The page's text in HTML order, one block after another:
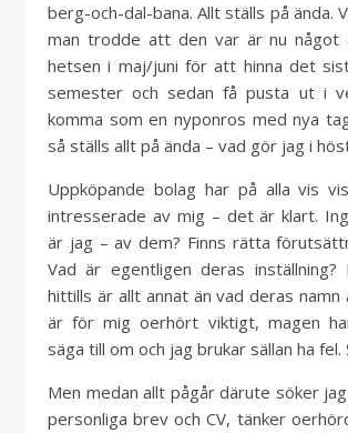
berg-och-dal-bana. Allt ställs på ända.
man trodde att den var är nu något
hetsen i maj/juni för att hinna det
semester och sedan få pusta ut i
komma som en nyponros med nya
så ställs allt på ända – vad gör jag i
Uppköpande bolag har på alla vis
intresserade av mig – det är klart.
är jag – av dem? Finns rätta
Vad är egentligen deras
hittills är allt annat än vad deras namn
är för mig oerhört viktigt, magen
säga till om och jag brukar sällan ha fel.
Men medan allt pågår därute söker
personliga brev och CV, tänker